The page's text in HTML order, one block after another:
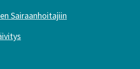
Sairaanhoitajiin